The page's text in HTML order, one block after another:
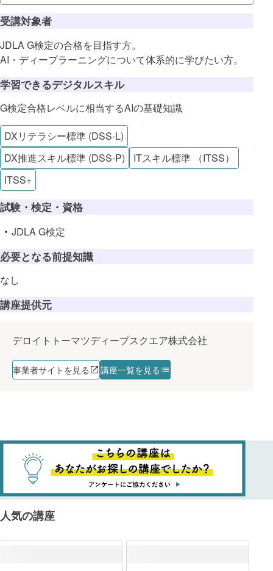
受講対象者
JDLA G検定の合格を目指す方。
AI・ディープラーニングについて体系的に学びたい方。
学習できるデジタルスキル
G検定合格レベルに相当するAIの基礎知識
DXリテラシー標準 (DSS-L)
DX推進スキル標準 (DSS-P)
ITスキル標準 （ITSS）
ITSS+
試験・検定・資格
JDLA G検定
必要となる前提知識
なし
講座提供元
デロイトトーマツディープスクエア株式会社
事業者サイトを見る 講座一覧を見る
人気の講座